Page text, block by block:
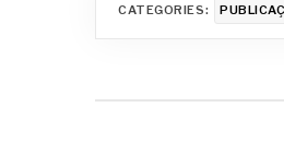
CATEGORIES: